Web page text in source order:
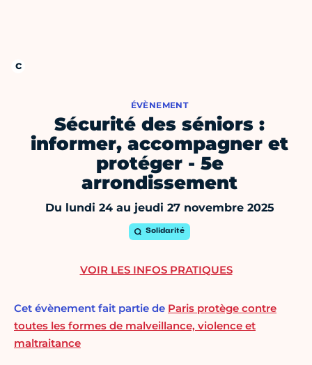
ÉVÈNEMENT
Sécurité des séniors :
informer, accompagner et
protéger - 5e
arrondissement
Du lundi 24 au jeudi 27 novembre 2025
Solidarité
Cet évènement fait partie de Paris protège contre
toutes les formes de malveillance, violence et
maltraitance
VOIR LES INFOS PRATIQUES